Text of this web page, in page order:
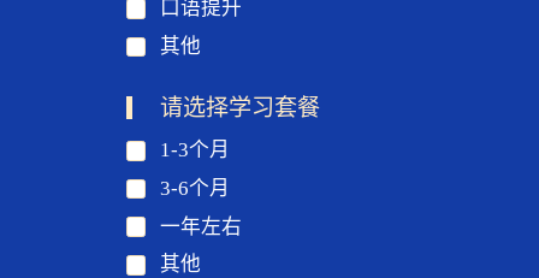
口语提升
其他
请选择学习套餐
1-3个月
3-6个月
一年左右
其他